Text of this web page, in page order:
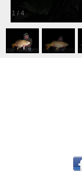
1 / 4